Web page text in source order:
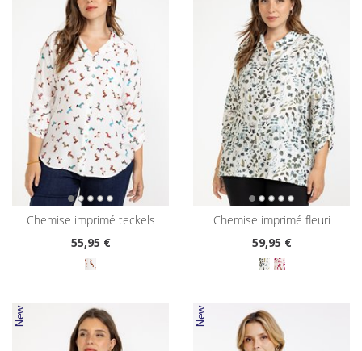
chemise imprimé teckels
55,95 €
chemise imprimé fleuri
59,95 €